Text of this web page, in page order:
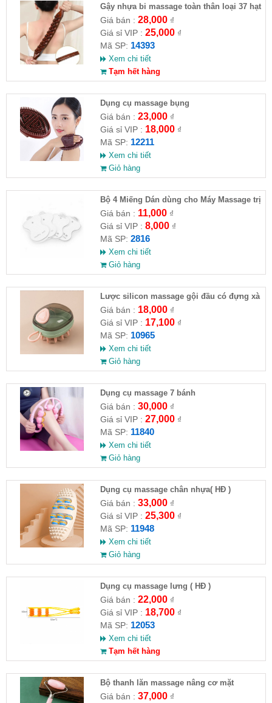
Gậy nhựa bi massage toàn thân loại 37 hạt
Giá bán : 28,000₫
Giá sỉ VIP : 25,000₫
Mã SP: 14393
Xem chi tiết
Tạm hết hàng
Dụng cụ massage bụng
Giá bán : 23,000₫
Giá sỉ VIP : 18,000₫
Mã SP: 12211
Xem chi tiết
Giỏ hàng
Bộ 4 Miếng Dán dùng cho Máy Massage trị
liệu
Giá bán : 11,000₫
Giá sỉ VIP : 8,000₫
Mã SP: 2816
Xem chi tiết
Giỏ hàng
Lược silicon massage gội đầu có đựng xà
phòng
Giá bán : 18,000₫
Giá sỉ VIP : 17,100₫
Mã SP: 10965
Xem chi tiết
Giỏ hàng
Dụng cụ massage 7 bánh
Giá bán : 30,000₫
Giá sỉ VIP : 27,000₫
Mã SP: 11840
Xem chi tiết
Giỏ hàng
Dụng cụ massage chân nhựa( HĐ )
Giá bán : 33,000₫
Giá sỉ VIP : 25,300₫
Mã SP: 11948
Xem chi tiết
Giỏ hàng
Dụng cụ massage lưng ( HĐ )
Giá bán : 22,000₫
Giá sỉ VIP : 18,700₫
Mã SP: 12053
Xem chi tiết
Tạm hết hàng
Bộ thanh lăn massage nâng cơ mặt
Giá bán : 37,000₫